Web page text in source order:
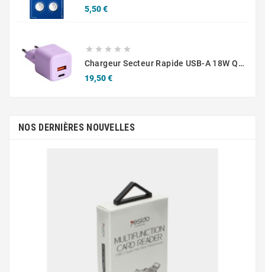
5,50 €Prix
    
Chargeur Secteur Rapide USB-A 18W QC / USB-C 30W PD Compact GaN
19,50 €Prix
NOS DERNIÈRES NOUVELLES